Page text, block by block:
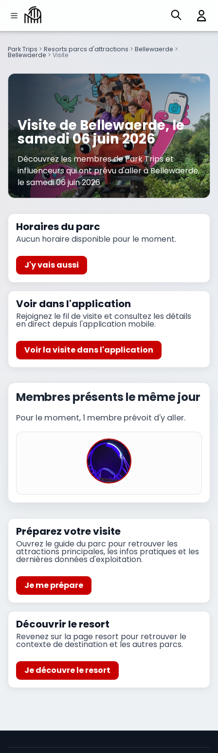
Park Trips > Resorts parcs d'attractions > Bellewaerde >
Bellewaerde > Visite
Visite de Bellewaerde, le
samedi 06 juin 2026
Découvrez les membres de Park Trips et
influenceurs qui ont prévu d'aller à Bellewaerde,
le samedi 06 juin 2026
Horaires du parc
Aucun horaire disponible pour le moment.
J'y vais aussi
Voir dans l'application
Rejoignez le fil de visite et consultez les détails
en direct depuis l'application mobile.
Voir la visite dans l'application
Membres présents le même jour
Pour le moment, 1 membre prévoit d'y aller.
Préparez votre visite
Ouvrez le guide du parc pour retrouver les
attractions principales, les infos pratiques et les
dernières données d'exploitation.
Je me prépare
Découvrir le resort
Revenez sur la page resort pour retrouver le
contexte de destination et les autres parcs.
Je découvre le resort